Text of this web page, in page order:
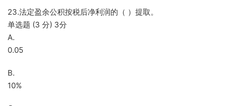
23.法定盈余公积按税后净利润的（ ）提取。
单选题 (3 分) 3分
A.
0.05
B.
10%